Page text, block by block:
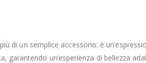
di un semplice accessorio: è
un’esperienza di bellezza